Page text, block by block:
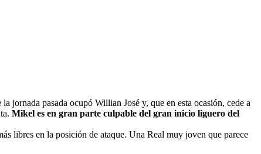
jornada pasada ocupó Willian José y, que en esta ocasión, cede a
Mikel es en gran parte culpable del gran inicio liguero del
libres en la posición de ataque. Una Real muy joven que parece